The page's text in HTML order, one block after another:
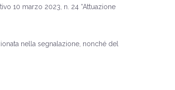
10 marzo 2023, n. 24 “Attuazione
nella segnalazione, nonché del